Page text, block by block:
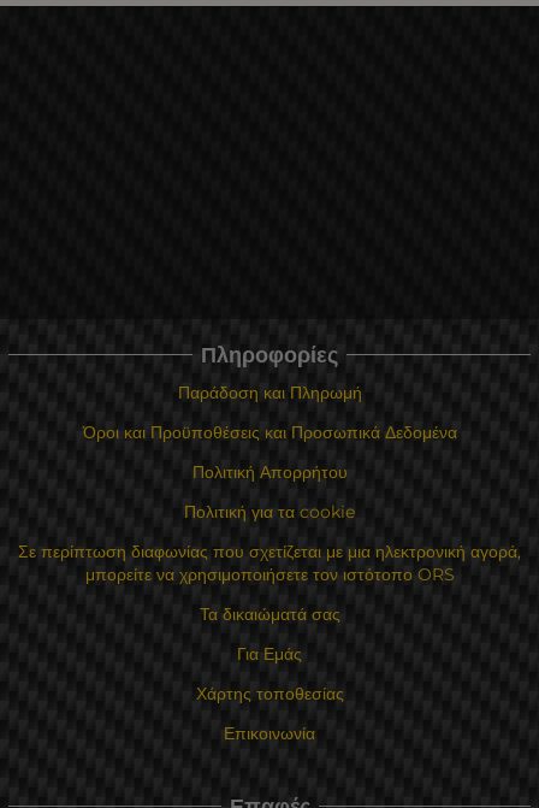
Πληροφορίες
Παράδοση και Πληρωμή
Όροι και Προϋποθέσεις και Προσωπικά Δεδομένα
Πολιτική Απορρήτου
Πολιτική για τα cookie
Σε περίπτωση διαφωνίας που σχετίζεται με μια ηλεκτρονική αγορά,
μπορείτε να χρησιμοποιήσετε τον ιστότοπο ORS
Τα δικαιώματά σας
Για Εμάς
Χάρτης τοποθεσίας
Επικοινωνία